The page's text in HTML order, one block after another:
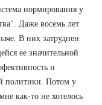
нормирования у
Даже восемь лет
В них затруднен
ее значительной
и
политики. Потом у
как-то не хотелось